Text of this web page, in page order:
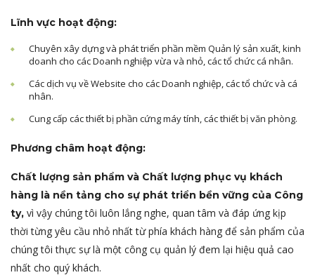
Lĩnh vực hoạt động:
Chuyên xây dựng và phát triển phần mềm Quản lý sản xuất, kinh
doanh cho các Doanh nghiệp vừa và nhỏ, các tổ chức cá nhân.
Các dịch vụ về Website cho các Doanh nghiệp, các tổ chức và cá
nhân.
Cung cấp các thiết bị phần cứng máy tính, các thiết bị văn phòng.
Phương châm hoạt động:
Chất lượng sản phẩm và Chất lượng phục vụ khách
hàng là nền tảng cho sự phát triển bền vững của Công
ty, vì vậy chúng tôi luôn lắng nghe, quan tâm và đáp ứng kịp
thời từng yêu cầu nhỏ nhất từ phía khách hàng để sản phẩm của
chúng tôi thực sự là một công cụ quản lý đem lại hiệu quả cao
nhất cho quý khách.